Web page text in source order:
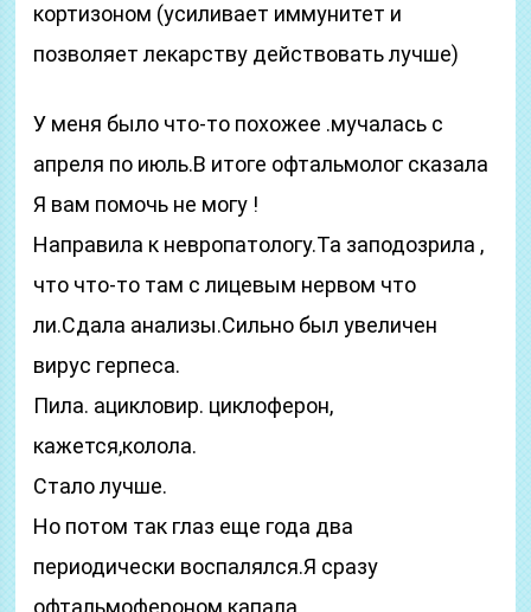
кортизоном (усиливает иммунитет и
позволяет лекарству действовать лучше)
У меня было что-то похожее .мучалась с
апреля по июль.В итоге офтальмолог сказала
Я вам помочь не могу !
Направила к невропатологу.Та заподозрила ,
что что-то там с лицевым нервом что
ли.Сдала анализы.Сильно был увеличен
вирус герпеса.
Пила. ацикловир. циклоферон,
кажется,колола.
Стало лучше.
Но потом так глаз еще года два
периодически воспалялся.Я сразу
офтальмофероном капала.